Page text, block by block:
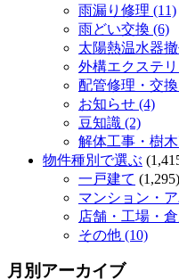
雨漏り修理 (11)
雨どい交換 (6)
太陽熱温水器
外構エクステ
配管修理・交換
お知らせ (4)
豆知識 (2)
解体工事・樹
物件種別で選ぶ
一戸建て (1,295)
マンション・
店舗・工場・
その他 (10)
月別アーカイブ